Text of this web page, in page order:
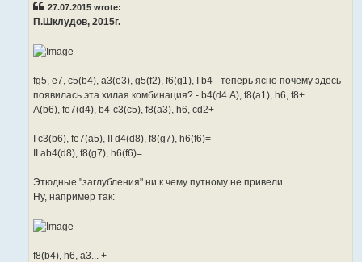
27.07.2015 wrote:
П.Шклудов, 2015г.
fg5, e7, c5(b4), a3(e3), g5(f2), f6(g1), I b4 - теперь ясно почему здесь
появилась эта хилая комбинация? - b4(d4 А), f8(a1), h6, f8+
А(b6), fe7(d4), b4-c3(c5), f8(a3), h6, cd2+
I c3(b6), fe7(a5), II d4(d8), f8(g7), h6(f6)=
II ab4(d8), f8(g7), h6(f6)=
Этюдные "заглубления" ни к чему путному не привели...
Ну, например так:
f8(b4), h6, a3... +